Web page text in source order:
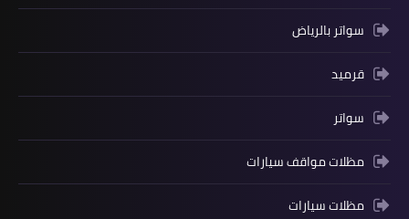
سواتر بالرياض
قرميد
سواتر
مظلات مواقف سيارات
مظلات سيارات